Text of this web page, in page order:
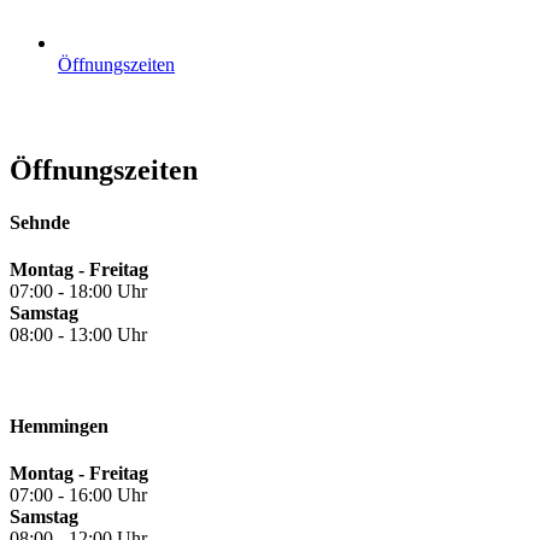
Öffnungszeiten
Öffnungszeiten
Sehnde
Montag - Freitag
07:00 - 18:00 Uhr
Samstag
08:00 - 13:00 Uhr
Hemmingen
Montag - Freitag
07:00 - 16:00 Uhr
Samstag